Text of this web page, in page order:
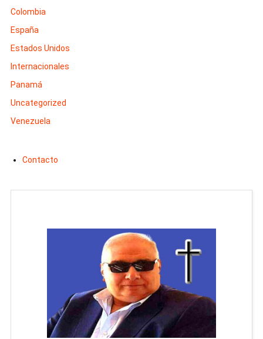
Colombia
España
Estados Unidos
Internacionales
Panamá
Uncategorized
Venezuela
Contacto